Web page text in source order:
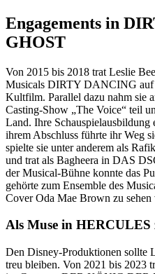
Engagements in
GHOST
Von 2015 bis 2018 trat Leslie
Musicals DIRTY DANCING auf
Kultfilm. Parallel dazu nahm sie
Casting-Show „The Voice“ teil
Land. Ihre Schauspielausbildung
ihrem Abschluss führte ihr Weg
spielte sie unter anderem als
und trat als Bagheera in DAS
der Musical-Bühne konnte das
gehörte zum Ensemble des
Cover Oda Mae Brown zu sehen
Als Muse in HERCULES
Den Disney-Produktionen sollte
treu bleiben. Von 2021 bis 2023